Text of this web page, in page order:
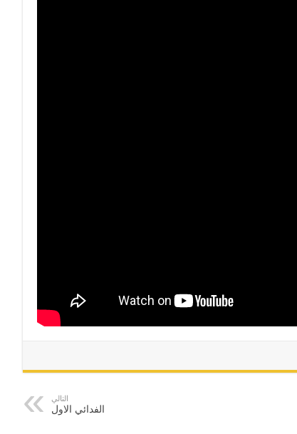
التالي
الفدائي الاول